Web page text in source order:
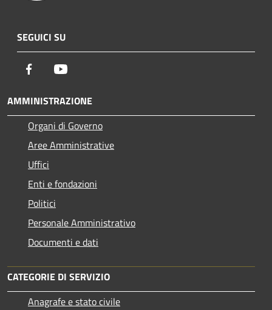
SEGUICI SU
Facebook
AMMINISTRAZIONE
Organi di Governo
Aree Amministrative
Uffici
Enti e fondazioni
Politici
Personale Amministrativo
Documenti e dati
CATEGORIE DI SERVIZIO
Anagrafe e stato civile